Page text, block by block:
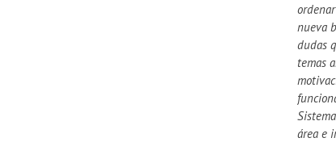
nueva
dudas
temas
área e